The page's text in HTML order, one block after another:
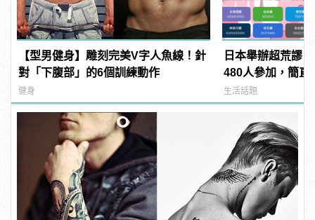
【型男健身】雕刻完美V字人魚線！針
對「下腹部」的6個訓練動作
健身
日本舉辦超荒謬
480人參加，簡直
manfashion這樣
生活話題